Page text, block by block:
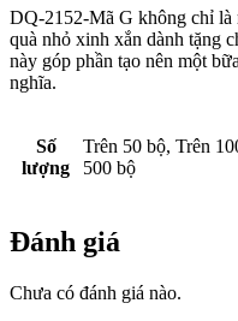
DQ-2152-Mã G không chỉ là
quà nhỏ xinh xắn dành tặng
này góp phần tạo nên một
nghĩa.
Số
lượng
Trên 50 bộ, Trên
500 bộ
Đánh giá
Chưa có đánh giá nào.